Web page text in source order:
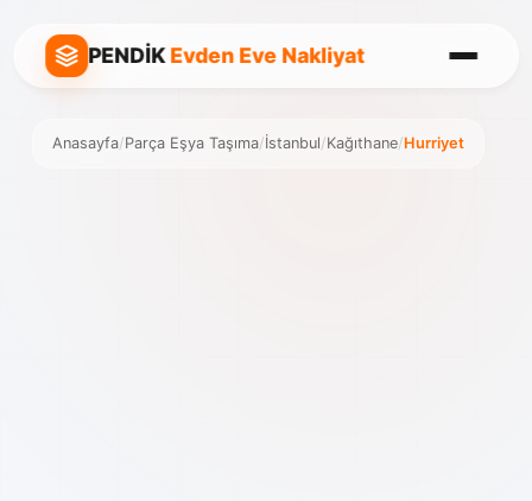
PENDİKEvden Eve Nakliyat
Anasayfa/Parça Eşya Taşıma/İstanbul/Kağıthane/Hurriyet